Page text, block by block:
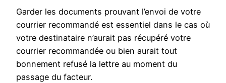
Garder les documents prouvant l’envoi de votre
courrier recommandé est essentiel dans le cas où
votre destinataire n’aurait pas récupéré votre
courrier recommandée ou bien aurait tout
bonnement refusé la lettre au moment du
passage du facteur.